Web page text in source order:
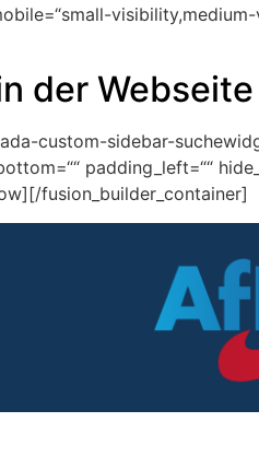
der
custom-sidebar-
padding_left=““
fusion_builder_container]